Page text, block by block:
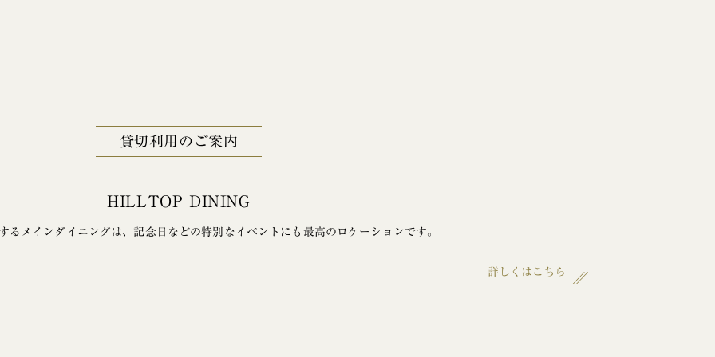
貸切利用のご案内
HILLTOP DINING
るメインダイニングは、 記念日などの特別なイベントにも 最高のロケーションです。
詳しくはこちら